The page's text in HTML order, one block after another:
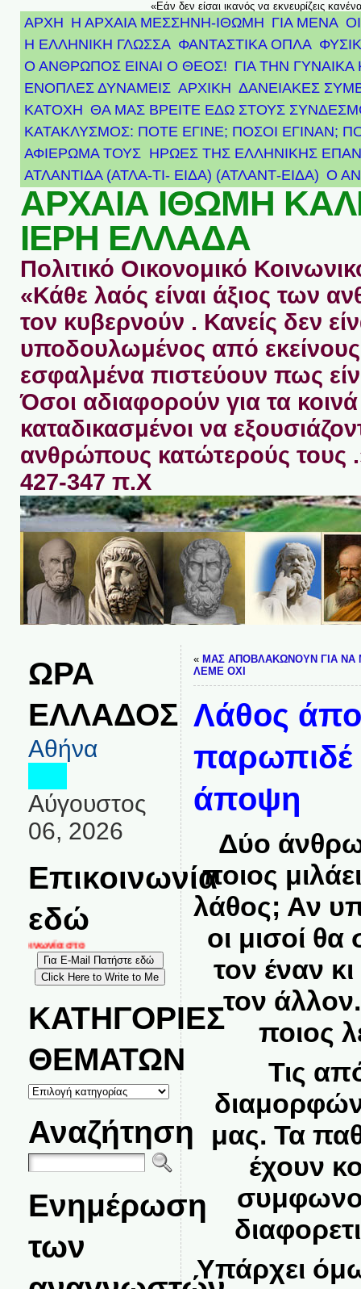
«Εάν δεν είσαι ικανός να εκνευρίζεις
ΑΡΧΗ Η ΑΡΧΑΙΑ ΜΕΣΣΗΝΗ-ΙΘΩΜΗ ΓΙΑ ΜΕΝΑ
Η ΕΛΛΗΝΙΚΗ ΓΛΩΣΣΑ ΦΑΝΤΑΣΤΙΚΑ ΟΠΛΑ
Ο ΑΝΘΡΩΠΟΣ ΕΙΝΑΙ Ο ΘΕΟΣ! ΓΙΑ ΤΗΝ ΓΥΝΑΙΚΑ
ΕΝΟΠΛΕΣ ΔΥΝΑΜΕΙΣ ΑΡΧΙΚΉ ΔΑΝΕΙΑΚΕΣ
ΚΑΤΟΧΗ ΘΑ ΜΑΣ ΒΡΕΙΤΕ ΕΔΩ ΣΤΟΥΣ
ΚΑΤΑΚΛΥΣΜΟΣ: ΠΟΤΕ ΕΓΙΝΕ; ΠΟΣΟΙ ΕΓΙΝΑΝ;
ΑΦΙΈΡΩΜΑ ΤΟΥΣ ΉΡΩΕΣ ΤΗΣ ΕΛΛΗΝΙΚΉΣ
ΑΤΛΑΝΤΊΔΑ (ΑΤΛΑ-ΤΙ- ΕΙΔΑ) (ΑΤΛΑΝΤ-ΕΙΔΑ) Ο
ΑΡΧΑΙΑ ΙΘΩΜΗ
ΙΕΡΗ ΕΛΛΑΔΑ
Πολιτικό Οικονομικό
«Κάθε λαός είναι άξιος των
τον κυβερνούν . Κανείς δεν
υποδουλωμένος από
εσφαλμένα πιστεύουν πως
Όσοι αδιαφορούν για τα κοινά
καταδικασμένοι να
ανθρώπους κατώτερούς τους
427-347 π.Χ
ΩΡΑ
ΕΛΛΑΔΟΣ
Αθήνα
Αύγουστος
06, 2026
Επικοινωνία
εδώ
στο
ΚΑΤΗΓΟΡΙΕΣ
ΘΕΜΑΤΩΝ
ΚΑΤΗΓΟΡΙΕΣ
ΘΕΜΑΤΩΝ
Αναζήτηση
Ενημέρωση
των
« ΜΑΣ ΑΠΟΒΛΑΚΩΝΟΥΝ ΓΙΑ ΝΑ
ΛΕΜΕ ΟΧΙ
Λάθος
παρωπιδέ
άποψη
Δύο
ποιος
λάθος; Αν
οι μισοί
τον έναν
τον
ποιος
Τις
μας. Τα
έχουν
Υπάρχει